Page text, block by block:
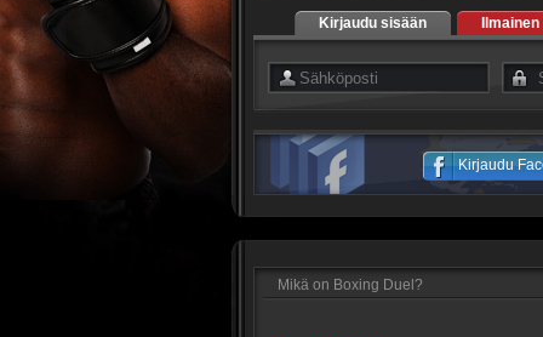
Kirjaudu sisään
Kirjaudu
Mikä on Boxing Duel?